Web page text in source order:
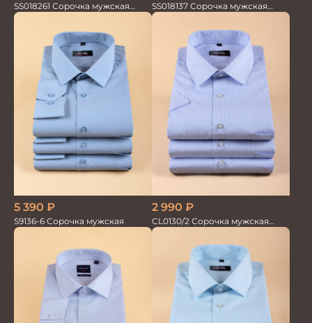
SS018261 Сорочка мужская
кор.рукав GROSTYLE TRENDY
SS018137 Сорочка мужская
кор.рукав GROSTYLE TRENDY
5 390 ₽
S9136-6 Сорочка мужская
2 990 ₽
CL0130/2 Сорочка мужская
кор.рукав